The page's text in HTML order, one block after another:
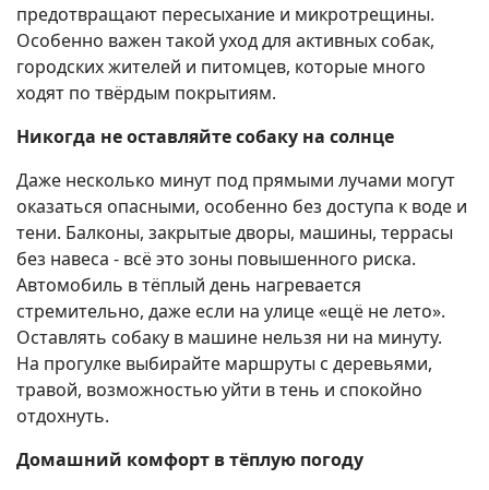
предотвращают пересыхание и микротрещины.
Особенно важен такой уход для активных собак,
городских жителей и питомцев, которые много
ходят по твёрдым покрытиям.
Никогда не оставляйте собаку на солнце
Даже несколько минут под прямыми лучами могут
оказаться опасными, особенно без доступа к воде и
тени. Балконы, закрытые дворы, машины, террасы
без навеса - всё это зоны повышенного риска.
Автомобиль в тёплый день нагревается
стремительно, даже если на улице «ещё не лето».
Оставлять собаку в машине нельзя ни на минуту.
На прогулке выбирайте маршруты с деревьями,
травой, возможностью уйти в тень и спокойно
отдохнуть.
Домашний комфорт в тёплую погоду